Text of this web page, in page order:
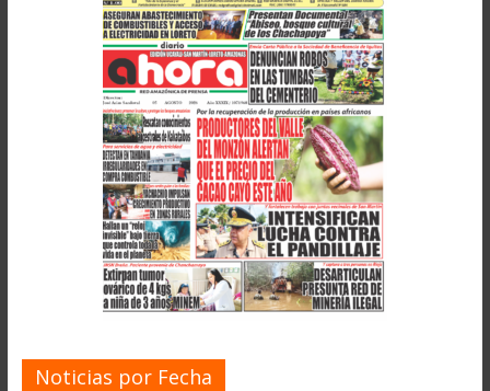
Noticias por Fecha